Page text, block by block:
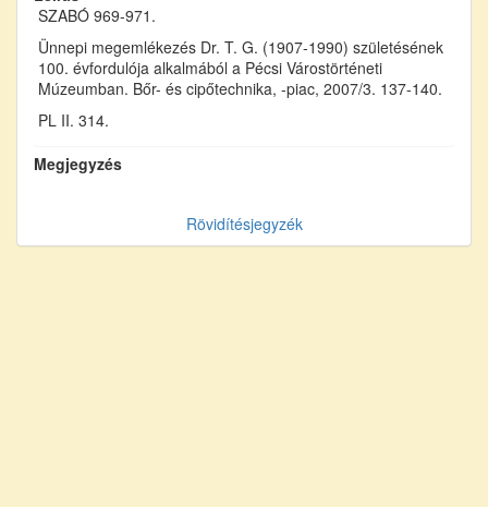
SZABÓ 969-971.
Ünnepi megemlékezés Dr. T. G. (1907-1990) születésének
100. évfordulója alkalmából a Pécsi Várostörténeti
Múzeumban. Bőr- és cipőtechnika, -piac, 2007/3. 137-140.
PL II. 314.
Megjegyzés
Rövidítésjegyzék